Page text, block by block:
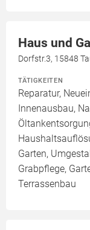
Haus und
Dorfstr.3, 15848
TÄTIGKEITEN
Reparatur,
Innenausbau,
Garten,
Grabpflege,
Terrassenbau